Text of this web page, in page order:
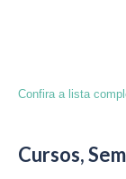
Confira a lista
Cursos,